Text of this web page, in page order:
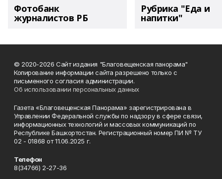
Фотобанк
журналистов РБ
Рубрика "Еда и
напитки"
© 2020-2026 Сайт издания "Благовещенская панорама"
Копирование информации сайта разрешено только с
письменного согласия администрации.
Об использовании персональных данных
Газета «Благовещенская Панорама» зарегистрирована в
Управлении Федеральной службы по надзору в сфере связи,
информационных технологий и массовых коммуникаций по
Республике Башкортостан. Регистрационный номер ПИ № ТУ
02 - 01868 от 11.06.2025 г.
Телефон
8(34766) 2-27-36